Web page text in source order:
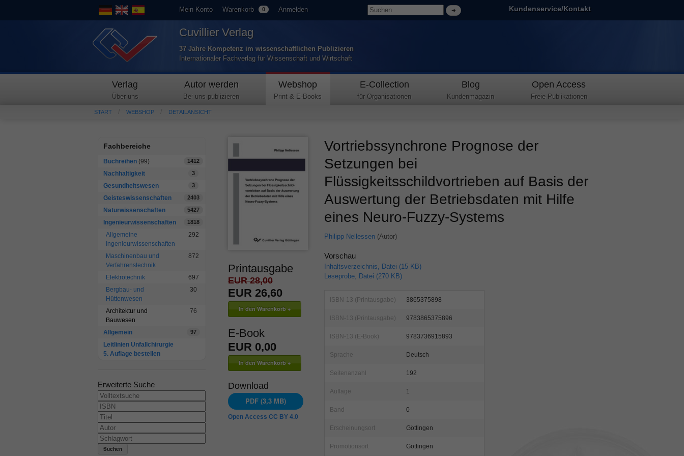
Mein Konto Warenkorb 0 Anmelden Kundenservice/Kontakt
Cuvillier Verlag
37 Jahre Kompetenz im wissenschaftlichen Publizieren
Internationaler Fachverlag für Wissenschaft und Wirtschaft
Verlag
Über uns
Autor werden
Bei uns publizieren
Webshop
Print & E-Books
E-Collection
für Organisationen
Blog
Kundenmagazin
Open Access
Freie Publikationen
START WEBSHOP DETAILANSICHT
Fachbereiche
Buchreihen (99) 1412
Nachhaltigkeit 3
Gesundheitswesen 3
Geisteswissenschaften 2403
Naturwissenschaften 5427
Ingenieurwissenschaften 1818
Allgemeine
Ingenieurwissenschaften
292
Maschinenbau und
Verfahrenstechnik
872
Elektrotechnik
697
Bergbau- und
Hüttenwesen
30
Architektur und
Bauwesen
76
Allgemein 97
Leitlinien Unfallchirurgie
5. Auflage bestellen
Erweiterte Suche
Printausgabe
EUR 28,00
EUR 26,60
E-Book
EUR 0,00
Download
PDF (3,3 MB)
Open Access CC BY 4.0
Vortriebssynchrone Prognose der
Setzungen bei
Flüssigkeitsschildvortrieben auf Basis der
Auswertung der Betriebsdaten mit Hilfe
eines Neuro-Fuzzy-Systems
Philipp Nellessen(Autor)
Vorschau
Inhaltsverzeichnis, Datei (15 KB)
Leseprobe, Datei (270 KB)
ISBN-13 (Printausgabe) 3865375898
ISBN-13 (Printausgabe) 9783865375896
ISBN-13 (E-Book) 9783736915893
Sprache Deutsch
Seitenanzahl 192
Auflage 1
Band 0
Erscheinungsort Göttingen
Promotionsort Göttingen